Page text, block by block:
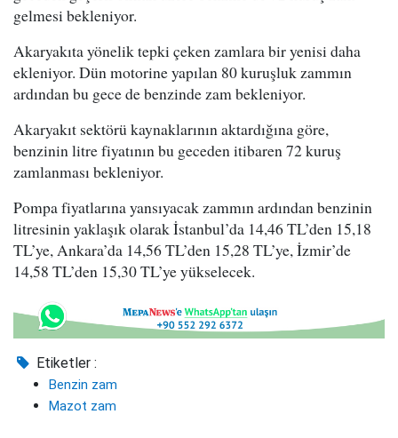
gelmesi bekleniyor.
Akaryakıta yönelik tepki çeken zamlara bir yenisi daha
ekleniyor. Dün motorine yapılan 80 kuruşluk zammın
ardından bu gece de benzinde zam bekleniyor.
Akaryakıt sektörü kaynaklarının aktardığına göre,
benzinin litre fiyatının bu geceden itibaren 72 kuruş
zamlanması bekleniyor.
Pompa fiyatlarına yansıyacak zammın ardından benzinin
litresinin yaklaşık olarak İstanbul’da 14,46 TL’den 15,18
TL’ye, Ankara’da 14,56 TL’den 15,28 TL’ye, İzmir’de
14,58 TL’den 15,30 TL’ye yükselecek.
Etiketler :
Benzin zam
Mazot zam